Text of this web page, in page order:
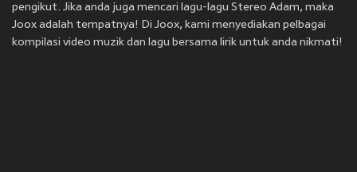
pengikut. Jika anda juga mencari lagu-lagu Stereo Adam, maka
Joox adalah tempatnya! Di Joox, kami menyediakan pelbagai
kompilasi video muzik dan lagu bersama lirik untuk anda nikmati!